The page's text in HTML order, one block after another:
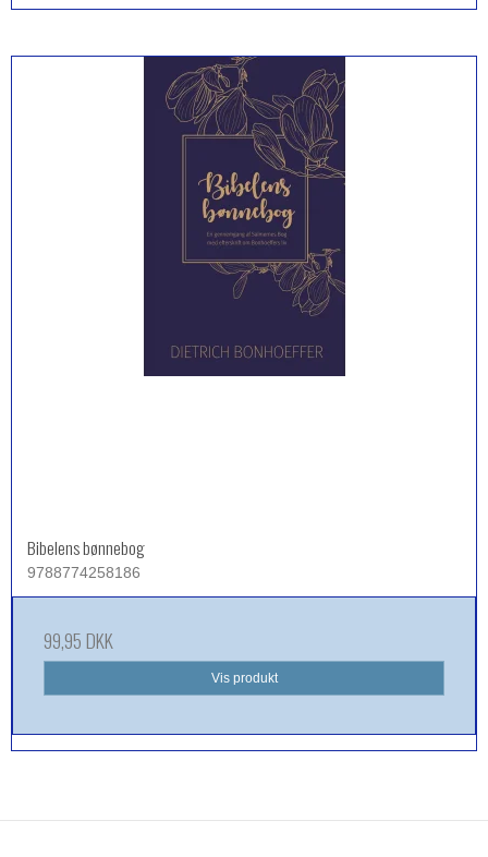
Bibelens bønnebog
9788774258186
99,95 DKK
Vis produkt